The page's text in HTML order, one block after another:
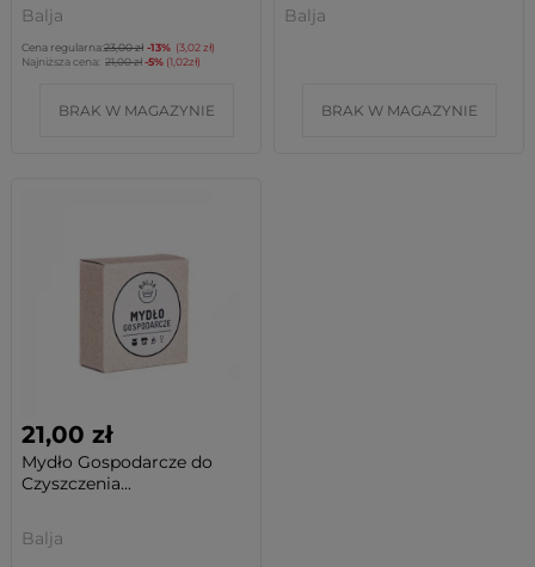
Balja
Cena regularna:23,00 zł -13% (3,02 zł)
Najniższa cena: 21,00 zł-5% (1,02zł)
BRAK W MAGAZYNIE
Balja
BRAK W MAGAZYNIE
21,00 zł
Mydło Gospodarcze do
Czyszczenia...
Balja